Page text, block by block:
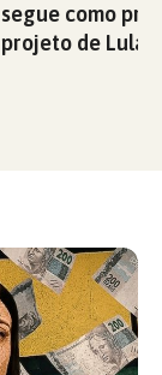
segue como
projeto de Lula